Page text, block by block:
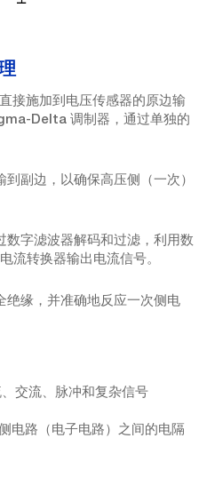
接施加到电压传感器的原边输
Delta 调制器，通过单独的
副边，以确保高压侧（一次）
字滤波器解码和过滤，利用数
流转换器输出电流信号。
绝缘，并准确地反应一次侧电
交流、脉冲和复杂信号
电路（电子电路）之间的电隔